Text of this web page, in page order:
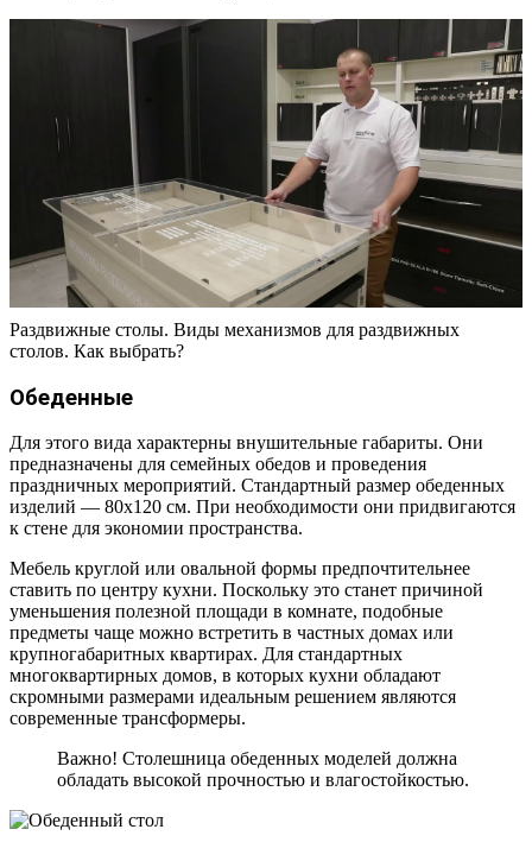
Раздвижные столы. Виды механизмов для раздвижных
столов. Как выбрать?
Обеденные
Для этого вида характерны внушительные габариты. Они
предназначены для семейных обедов и проведения
праздничных мероприятий. Стандартный размер обеденных
изделий — 80х120 см. При необходимости они придвигаются
к стене для экономии пространства.
Мебель круглой или овальной формы предпочтительнее
ставить по центру кухни. Поскольку это станет причиной
уменьшения полезной площади в комнате, подобные
предметы чаще можно встретить в частных домах или
крупногабаритных квартирах. Для стандартных
многоквартирных домов, в которых кухни обладают
скромными размерами идеальным решением являются
современные трансформеры.
Важно! Столешница обеденных моделей должна
обладать высокой прочностью и влагостойкостью.